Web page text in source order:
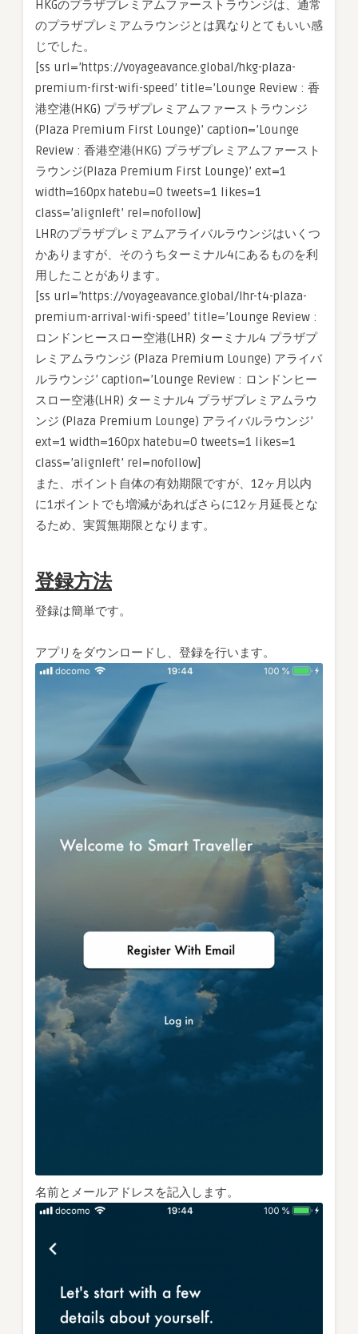
HKGのプラザプレミアムファーストラウンジは、通常
のプラザプレミアムラウンジとは異なりとてもいい感
じでした。
[ss url=’https://voyageavance.global/hkg-plaza-
premium-first-wifi-speed’ title=’Lounge Review : 香
港空港(HKG) プラザプレミアムファーストラウンジ
(Plaza Premium First Lounge)’ caption=’Lounge
Review : 香港空港(HKG) プラザプレミアムファースト
ラウンジ(Plaza Premium First Lounge)’ ext=1
width=160px hatebu=0 tweets=1 likes=1
class=’alignleft’ rel=nofollow]
LHRのプラザプレミアムアライバルラウンジはいくつ
かありますが、そのうちターミナル4にあるものを利
用したことがあります。
[ss url=’https://voyageavance.global/lhr-t4-plaza-
premium-arrival-wifi-speed’ title=’Lounge Review :
ロンドンヒースロー空港(LHR) ターミナル4 プラザプ
レミアムラウンジ (Plaza Premium Lounge) アライバ
ルラウンジ’ caption=’Lounge Review : ロンドンヒー
スロー空港(LHR) ターミナル4 プラザプレミアムラウ
ンジ (Plaza Premium Lounge) アライバルラウンジ’
ext=1 width=160px hatebu=0 tweets=1 likes=1
class=’alignleft’ rel=nofollow]
また、ポイント自体の有効期限ですが、12ヶ月以内
に1ポイントでも増減があればさらに12ヶ月延長とな
るため、実質無期限となります。
登録方法
登録は簡単です。
アプリをダウンロードし、登録を行います。
名前とメールアドレスを記入します。